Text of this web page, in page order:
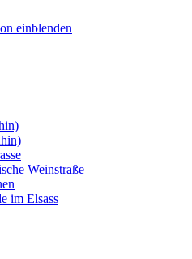
einblenden
Weinstraße
im Elsass